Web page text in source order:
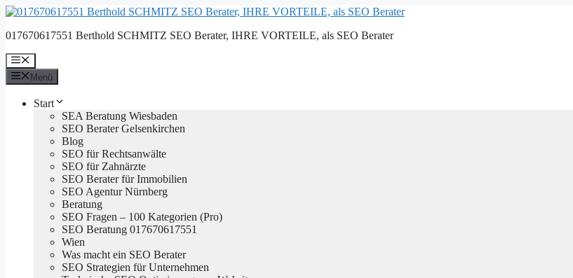
Zum
springen
017670617551 Berthold SCHMITZ SEO Berater, IHRE VORTEILE, als SEO Berater
Menü
Menü
Start
SEA Beratung Wiesbaden
SEO Berater Gelsenkirchen
Blog
SEO für Rechtsanwälte
SEO für Zahnärzte
SEO Berater für Immobilien
SEO Agentur Nürnberg
Beratung
SEO Fragen – 100 Kategorien (Pro)
SEO Beratung 017670617551
Wien
Was macht ein SEO Berater
SEO Strategien für Unternehmen